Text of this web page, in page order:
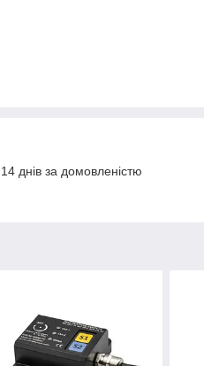
днів за домовленістю